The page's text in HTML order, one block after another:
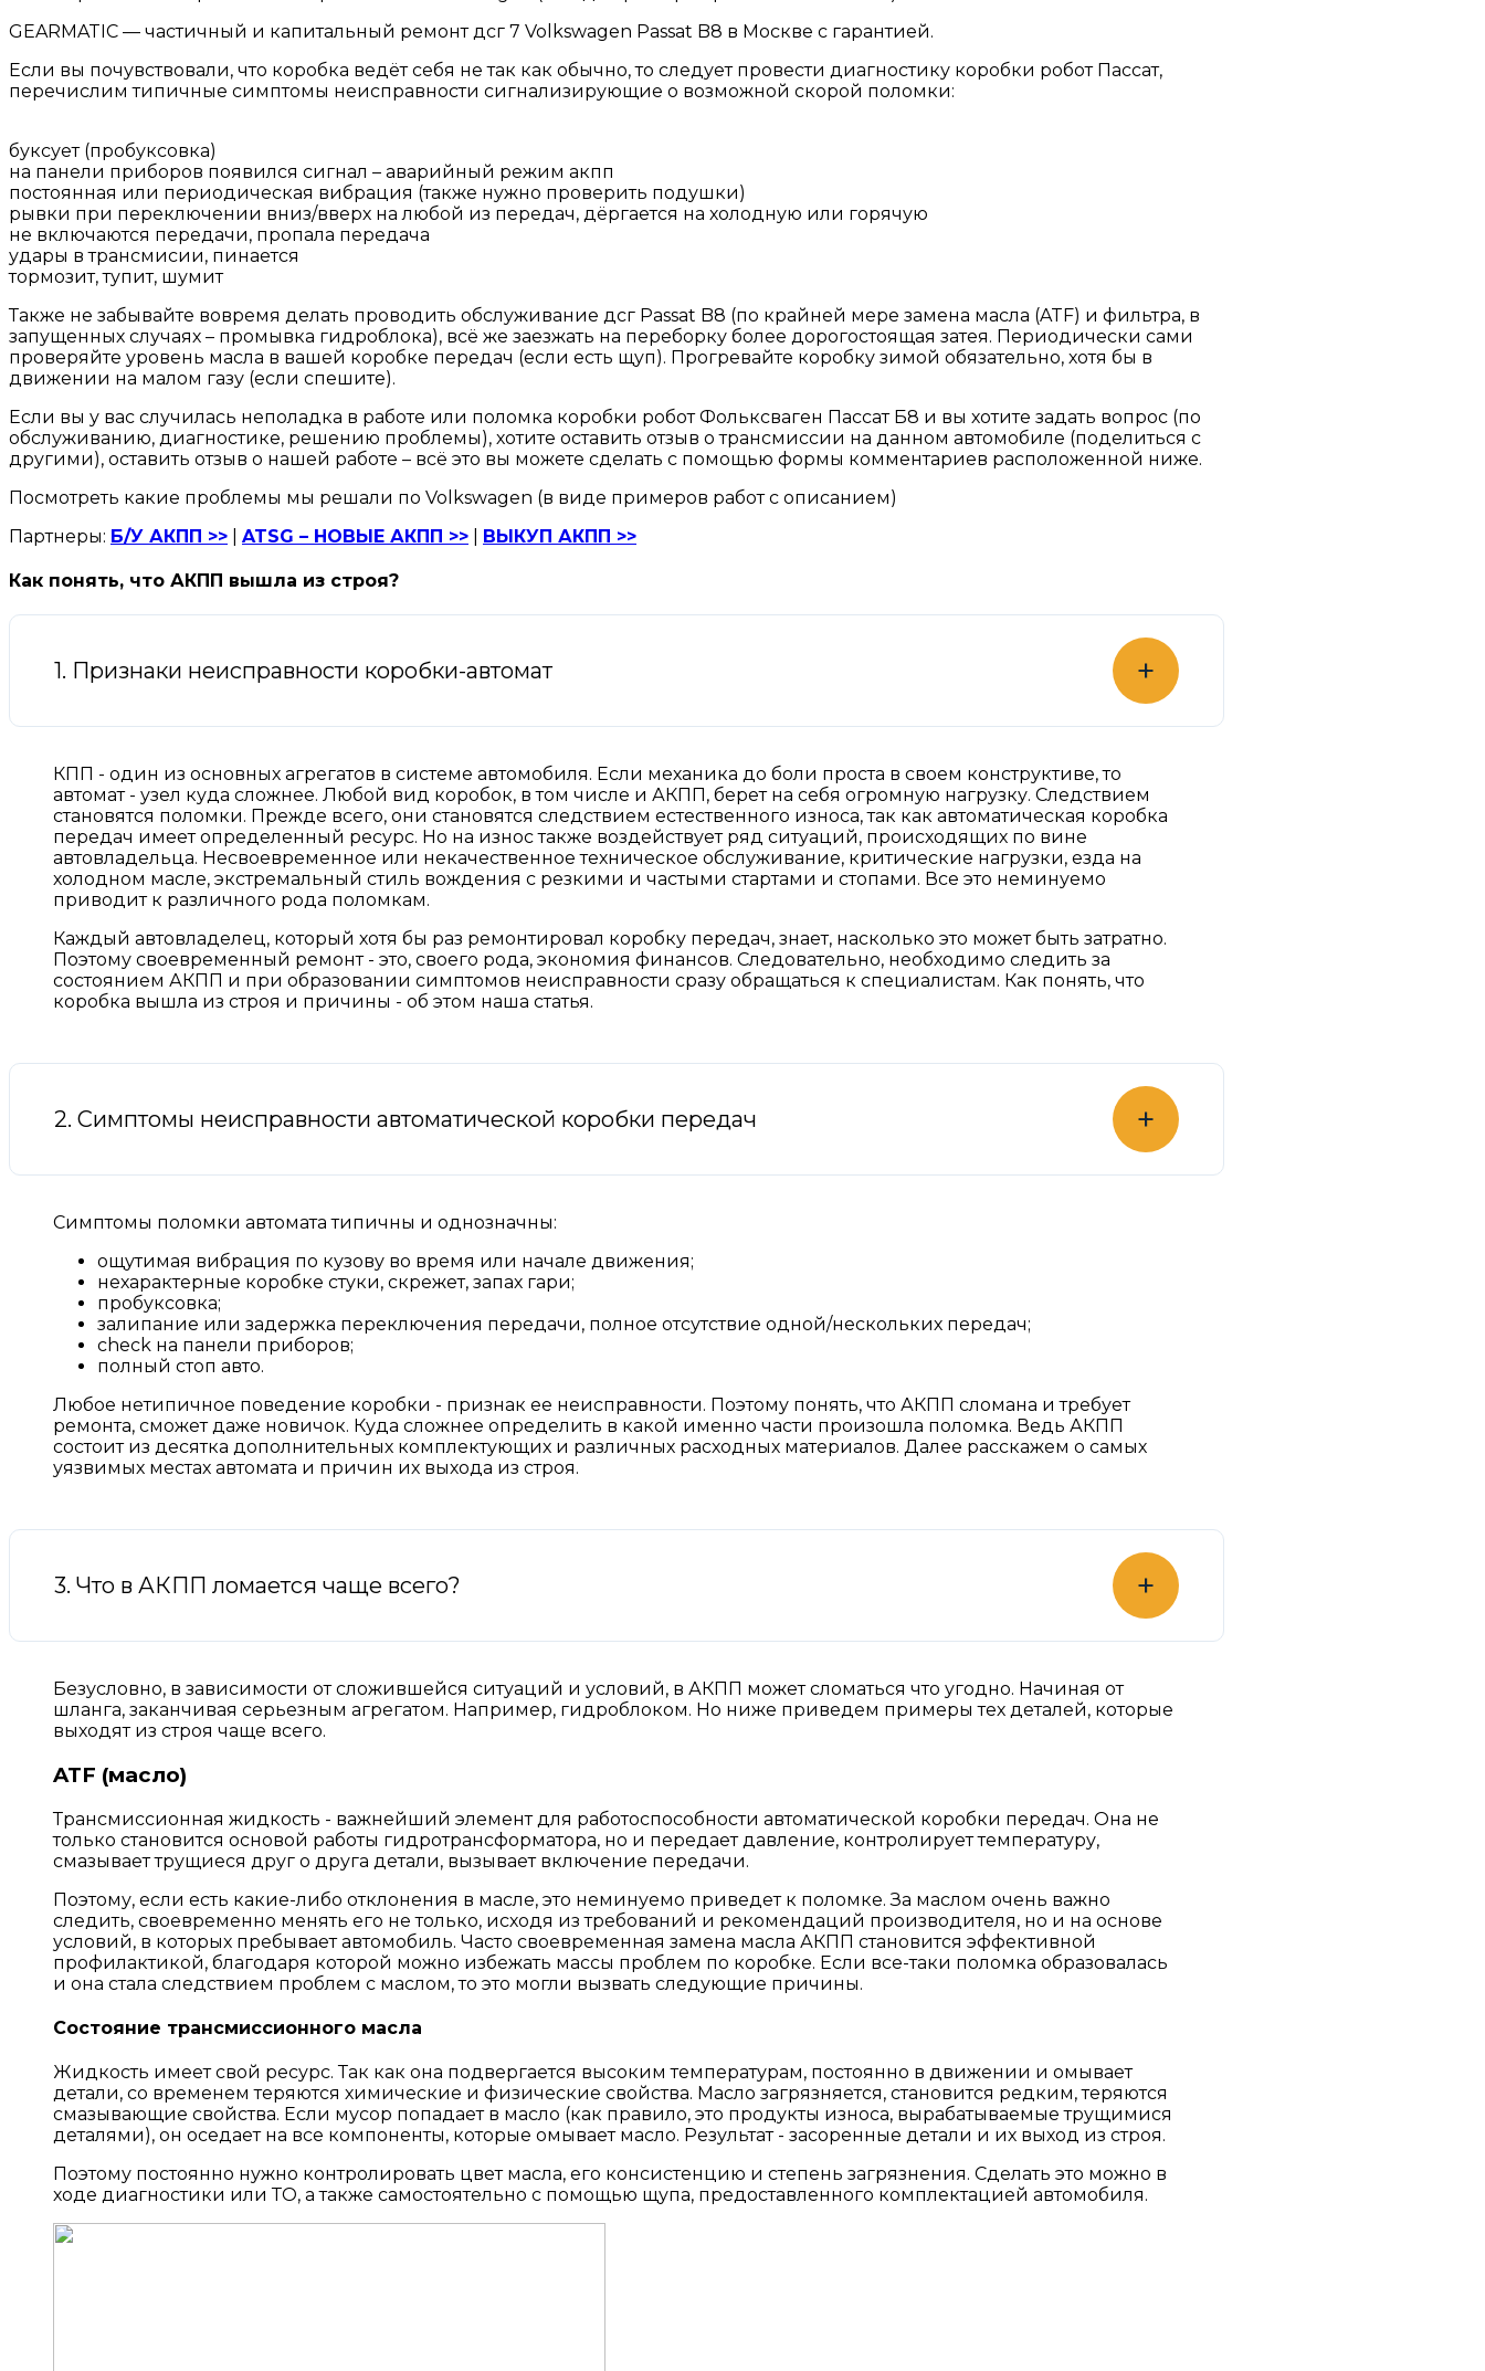
GEARMATIC — частичный и капитальный ремонт дсг 7 Volkswagen Passat B8 в Москве с гарантией.
Если вы почувствовали, что коробка ведёт себя не так как обычно, то следует провести диагностику коробки робот Пассат,
перечислим типичные симптомы неисправности сигнализирующие о возможной скорой поломки:
буксует (пробуксовка)
на панели приборов появился сигнал – аварийный режим акпп
постоянная или периодическая вибрация (также нужно проверить подушки)
рывки при переключении вниз/вверх на любой из передач, дёргается на холодную или горячую
не включаются передачи, пропала передача
удары в трансмисии, пинается
тормозит, тупит, шумит
Также не забывайте вовремя делать проводить обслуживание дсг Passat B8 (по крайней мере замена масла (ATF) и фильтра, в
запущенных случаях – промывка гидроблока), всё же заезжать на переборку более дорогостоящая затея. Периодически сами
проверяйте уровень масла в вашей коробке передач (если есть щуп). Прогревайте коробку зимой обязательно, хотя бы в
движении на малом газу (если спешите).
Если вы у вас случилась неполадка в работе или поломка коробки робот Фольксваген Пассат Б8 и вы хотите задать вопрос (по
обслуживанию, диагностике, решению проблемы), хотите оставить отзыв о трансмиссии на данном автомобиле (поделиться с
другими), оставить отзыв о нашей работе – всё это вы можете сделать с помощью формы комментариев расположенной ниже.
Посмотреть какие проблемы мы решали по Volkswagen (в виде примеров работ с описанием)
Партнеры: Б/У АКПП >> ATSG – НОВЫЕ АКПП >> ВЫКУП АКПП >>
Как понять, что АКПП вышла из строя?
1. Признаки неисправности коробки-автомат +
КПП - один из основных агрегатов в системе автомобиля. Если механика до боли проста в своем конструктиве, то
автомат - узел куда сложнее. Любой вид коробок, в том числе и АКПП, берет на себя огромную нагрузку. Следствием
становятся поломки. Прежде всего, они становятся следствием естественного износа, так как автоматическая коробка
передач имеет определенный ресурс. Но на износ также воздействует ряд ситуаций, происходящих по вине
автовладельца. Несвоевременное или некачественное техническое обслуживание, критические нагрузки, езда на
холодном масле, экстремальный стиль вождения с резкими и частыми стартами и стопами. Все это неминуемо
приводит к различного рода поломкам.
Каждый автовладелец, который хотя бы раз ремонтировал коробку передач, знает, насколько это может быть затратно.
Поэтому своевременный ремонт - это, своего рода, экономия финансов. Следовательно, необходимо следить за
состоянием АКПП и при образовании симптомов неисправности сразу обращаться к специалистам. Как понять, что
коробка вышла из строя и причины - об этом наша статья.
2. Симптомы неисправности автоматической коробки передач +
Симптомы поломки автомата типичны и однозначны:
ощутимая вибрация по кузову во время или начале движения;
нехарактерные коробке стуки, скрежет, запах гари;
пробуксовка;
залипание или задержка переключения передачи, полное отсутствие одной/нескольких передач;
check на панели приборов;
полный стоп авто.
Любое нетипичное поведение коробки - признак ее неисправности. Поэтому понять, что АКПП сломана и требует
ремонта, сможет даже новичок. Куда сложнее определить в какой именно части произошла поломка. Ведь АКПП
состоит из десятка дополнительных комплектующих и различных расходных материалов. Далее расскажем о самых
уязвимых местах автомата и причин их выхода из строя.
3. Что в АКПП ломается чаще всего? +
Безусловно, в зависимости от сложившейся ситуаций и условий, в АКПП может сломаться что угодно. Начиная от
шланга, заканчивая серьезным агрегатом. Например, гидроблоком. Но ниже приведем примеры тех деталей, которые
выходят из строя чаще всего.
ATF (масло)
Трансмиссионная жидкость - важнейший элемент для работоспособности автоматической коробки передач. Она не
только становится основой работы гидротрансформатора, но и передает давление, контролирует температуру,
смазывает трущиеся друг о друга детали, вызывает включение передачи.
Поэтому, если есть какие-либо отклонения в масле, это неминуемо приведет к поломке. За маслом очень важно
следить, своевременно менять его не только, исходя из требований и рекомендаций производителя, но и на основе
условий, в которых пребывает автомобиль. Часто своевременная замена масла АКПП становится эффективной
профилактикой, благодаря которой можно избежать массы проблем по коробке. Если все-таки поломка образовалась
и она стала следствием проблем с маслом, то это могли вызвать следующие причины.
Состояние трансмиссионного масла
Жидкость имеет свой ресурс. Так как она подвергается высоким температурам, постоянно в движении и омывает
детали, со временем теряются химические и физические свойства. Масло загрязняется, становится редким, теряются
смазывающие свойства. Если мусор попадает в масло (как правило, это продукты износа, вырабатываемые трущимися
деталями), он оседает на все компоненты, которые омывает масло. Результат - засоренные детали и их выход из строя.
Поэтому постоянно нужно контролировать цвет масла, его консистенцию и степень загрязнения. Сделать это можно в
ходе диагностики или ТО, а также самостоятельно с помощью щупа, предоставленного комплектацией автомобиля.